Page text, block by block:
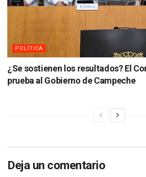
POLÍTICA
¿Se sostienen los resultados? El
prueba al Gobierno de Campeche
Deja un comentario